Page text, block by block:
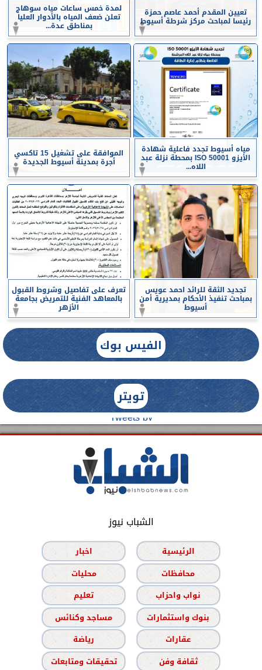
تعيين المقدم أحمد عاصم حمزة
رئيسا لمباحث مركز شرطة أسيوط
لمدة خمس ساعات مياه سوهاج
تعلن ضعف المياه بالأدوار العليا
بمناطق عدة...
مياه أسيوط تجدد فاعلية شهادة
الأيزو ISO 50001 بمحطة نزلة عبد
اللاه...
الموافقة على تشغيل 15 تاكسي
أجرة بمدينة أسيوط الجديدة
تجديد الثقة للرائد احمد عويس
بمباحث تنفيذ الأحكام بمديرية أمن
أسيوط
تعرف على تفاصيل وشروط القبول
بالمعاهد الفنية للتمريض بجامعة
الأزهر
الفيس بوك
تويتر
Tweets by
الشباب نيوز
الرئيسية
اخبار
محافظات
محليات
نواب واحزاب
تعليم
بنوك واستثمارات
مساجد وكنائس
عقارات
رياضة
ثقافة وفن
تحقيقات ومتابعات